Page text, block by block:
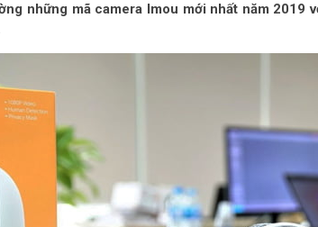
những mã camera Imou mới nhất năm 2019